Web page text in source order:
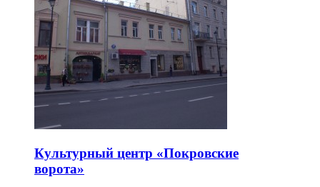
Культурный центр «Покровские
ворота»